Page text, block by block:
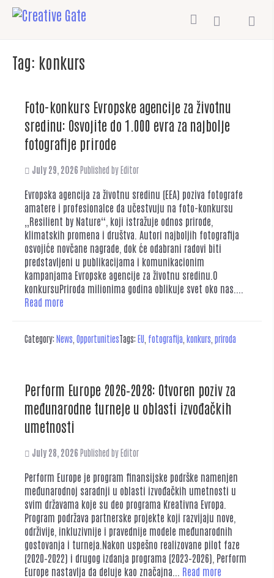
Tag: konkurs
Foto-konkurs Evropske agencije za životnu
sredinu: Osvojite do 1.000 evra za najbolje
fotografije prirode
July 29, 2026 Published byEditor
Evropska agencija za životnu sredinu (EEA) poziva fotografe
amatere i profesionalce da učestvuju na foto-konkursu
„Resilient by Nature“, koji istražuje odnos prirode,
klimatskih promena i društva. Autori najboljih fotografija
osvojiće novčane nagrade, dok će odabrani radovi biti
predstavljeni u publikacijama i komunikacionim
kampanjama Evropske agencije za životnu sredinu.O
konkursuPriroda milionima godina oblikuje svet oko nas....
Read more
Category:News OpportunitiesTags:EU fotografija konkurs priroda
Perform Europe 2026–2028: Otvoren poziv za
međunarodne turneje u oblasti izvođačkih
umetnosti
July 28, 2026 Published byEditor
Perform Europe je program finansijske podrške namenjen
međunarodnoj saradnji u oblasti izvođačkih umetnosti u
svim državama koje su deo programa Kreativna Evropa.
Program podržava partnerske projekte koji razvijaju nove,
održivije, inkluzivnije i pravednije modele međunarodnih
gostovanja i turneja.Nakon uspešno realizovane pilot faze
(2020–2022) i drugog izdanja programa (2023–2026), Perform
Europe nastavlja da deluje kao značajna... Read more